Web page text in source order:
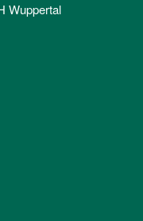
Wuppertal